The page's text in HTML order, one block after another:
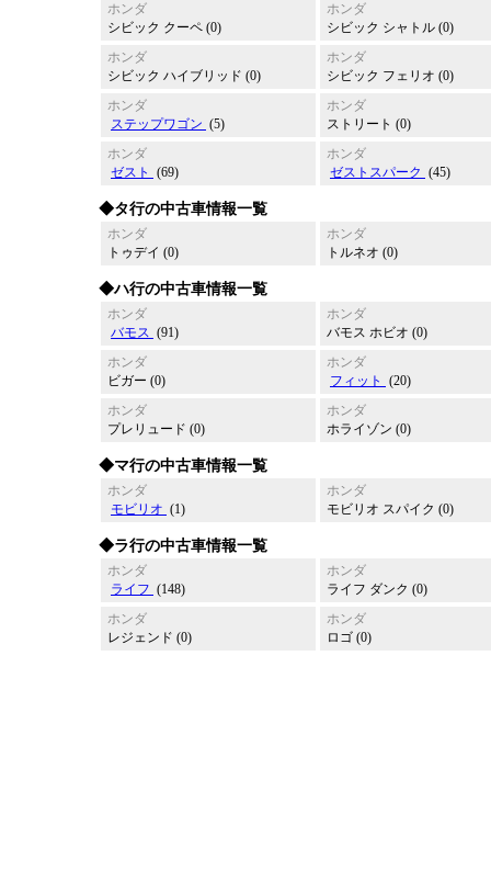
ホンダ
シビック クーペ (0)
ホンダ
シビック シャトル (0)
ホンダ
シビック ハイブリッド (0)
ホンダ
シビック フェリオ (0)
ホンダ
ステップワゴン (5)
ホンダ
ストリート (0)
ホンダ
ゼスト
(69)
ホンダ
ゼストスパーク (45)
◆タ行の中古車情報一覧
ホンダ
トゥデイ (0)
ホンダ
トルネオ (0)
◆ハ行の中古車情報一覧
ホンダ
バモス (91)
ホンダ
バモス ホビオ (0)
ホンダ
ビガー (0)
ホンダ
フィット
(20)
ホンダ
プレリュード (0)
ホンダ
ホライゾン (0)
◆マ行の中古車情報一覧
ホンダ
モビリオ (1)
ホンダ
モビリオ スパイク (0)
◆ラ行の中古車情報一覧
ホンダ
ライフ (148)
ホンダ
ライフ ダンク (0)
ホンダ
レジェンド (0)
ホンダ
ロゴ (0)